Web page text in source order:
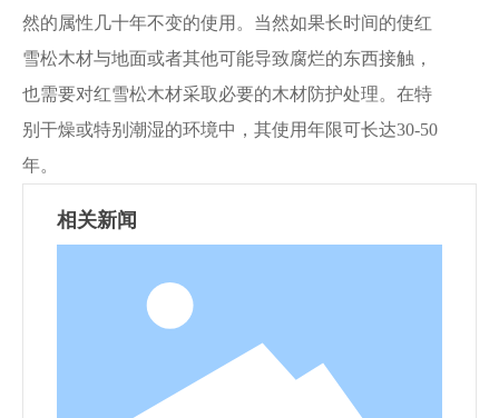
然的属性几十年不变的使用。当然如果长时间的使红
雪松木材与地面或者其他可能导致腐烂的东西接触，
也需要对红雪松木材采取必要的木材防护处理。在特
别干燥或特别潮湿的环境中，其使用年限可长达30-50
年。
相关新闻